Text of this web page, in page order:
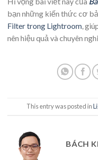
bạn những kiến thức cơ
Filter trong Lightroom,
nên hiệu quả và chuyên
This entry was posted in
BÁCH